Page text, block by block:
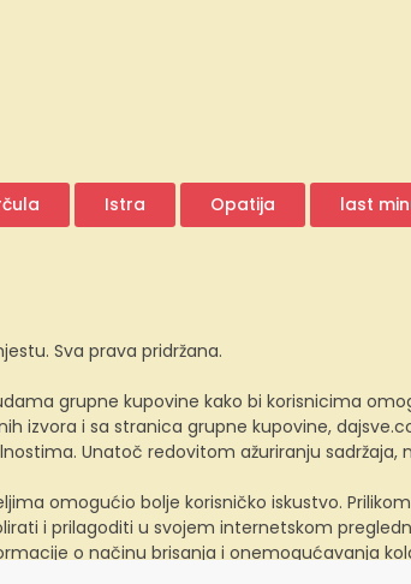
Istra Opatija last
Sva prava pridržana.
grupne kupovine kako bi korisnicima
izvora i sa stranica grupne kupovine,
Unatoč redovitom ažuriranju
omogućio bolje korisničko iskustvo.
i prilagoditi u svojem internetskom
o načinu brisanja i onemogućavanja